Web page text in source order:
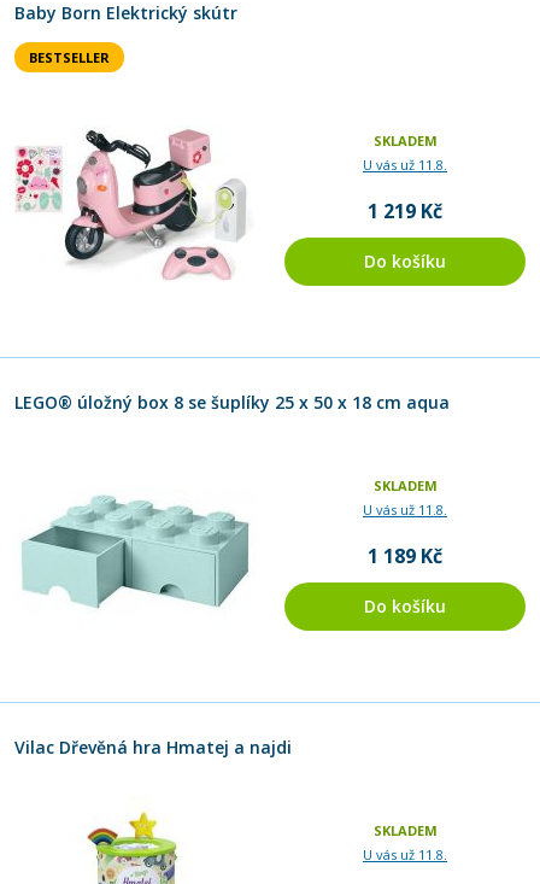
Baby Born Elektrický skútr
BESTSELLER
SKLADEM
U vás už 11.8.
1 219 Kč
Do košíku
LEGO® úložný box 8 se šuplíky 25 x 50 x 18 cm aqua
SKLADEM
U vás už 11.8.
1 189 Kč
Do košíku
Vilac Dřevěná hra Hmatej a najdi
SKLADEM
U vás už 11.8.